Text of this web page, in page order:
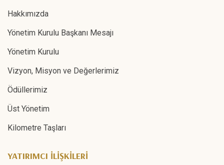
Hakkımızda
Yönetim Kurulu Başkanı Mesajı
Yönetim Kurulu
Vizyon, Misyon ve Değerlerimiz
Ödüllerimiz
Üst Yönetim
Kilometre Taşları
YATIRIMCI İLİŞKİLERİ